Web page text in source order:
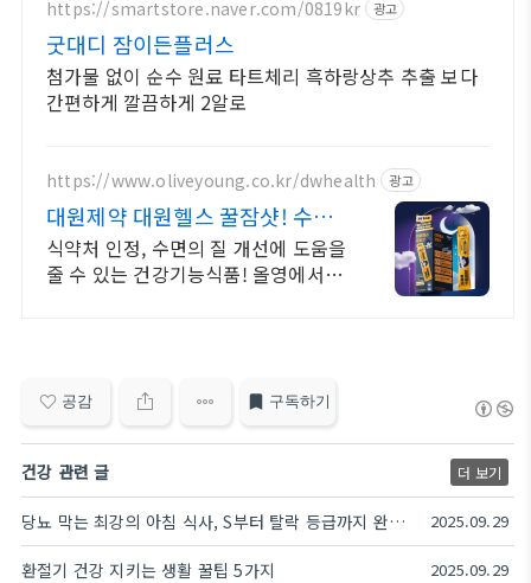
https://smartstore.naver.com/0819kr 광고
굿대디 잠이든플러스
첨가물 없이 순수 원료 타트체리 흑하랑상추 추출 보다
간편하게 깔끔하게 2알로
https://www.oliveyoung.co.kr/dwhealth 광고
대원제약 대원헬스 꿀잠샷! 수면
의 질 개선에 도움
식약처 인정, 수면의 질 개선에 도움을
줄 수 있는 건강기능식품! 올영에서
공감 구독하기
건강 관련 글 더 보기
당뇨 막는 최강의 아침 식사, S부터 탈락 등급까지 완벽 정리 2025.09.29
환절기 건강 지키는 생활 꿀팁 5가지 2025.09.29